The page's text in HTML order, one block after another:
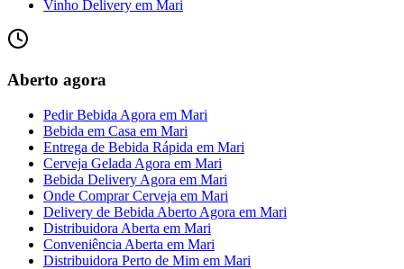
Vinho Delivery em Mari
Aberto agora
Pedir Bebida Agora em Mari
Bebida em Casa em Mari
Entrega de Bebida Rápida em Mari
Cerveja Gelada Agora em Mari
Bebida Delivery Agora em Mari
Onde Comprar Cerveja em Mari
Delivery de Bebida Aberto Agora em Mari
Distribuidora Aberta em Mari
Conveniência Aberta em Mari
Distribuidora Perto de Mim em Mari